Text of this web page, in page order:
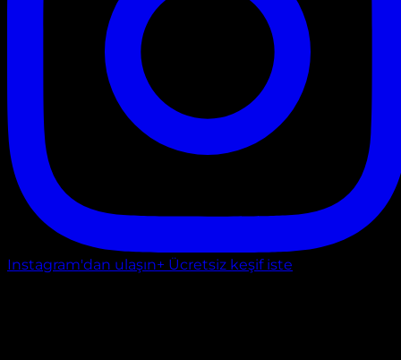
Instagram'dan ulaşın+ Ücretsiz keşif iste